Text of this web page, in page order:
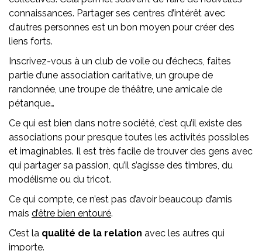
connaissances. Partager ses centres d’intérêt avec
d’autres personnes est un bon moyen pour créer des
liens forts.
Inscrivez-vous à un club de voile ou d’échecs, faites
partie d’une association caritative, un groupe de
randonnée, une troupe de théâtre, une amicale de
pétanque…
Ce qui est bien dans notre société, c’est qu’il existe des
associations pour presque toutes les activités possibles
et imaginables. Il est très facile de trouver des gens avec
qui partager sa passion, qu’il s’agisse des timbres, du
modélisme ou du tricot.
Ce qui compte, ce n’est pas d’avoir beaucoup d’amis
mais d’être bien entouré.
C’est la qualité de la relation avec les autres qui
importe.